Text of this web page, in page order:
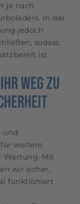
je nach
In der
jedoch
sodass
ist.
Weg zu
und
weitere
Wartung. Mit
wir sicher,
funktioniert